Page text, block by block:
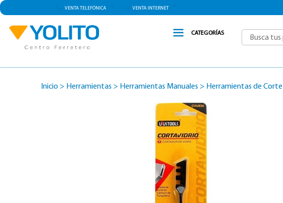
VENTA TELEFÓNICA VENTA INTERNET
CATEGORÍAS
Inicio > Herramientas > Herramientas Manuales > Herramientas de Corte